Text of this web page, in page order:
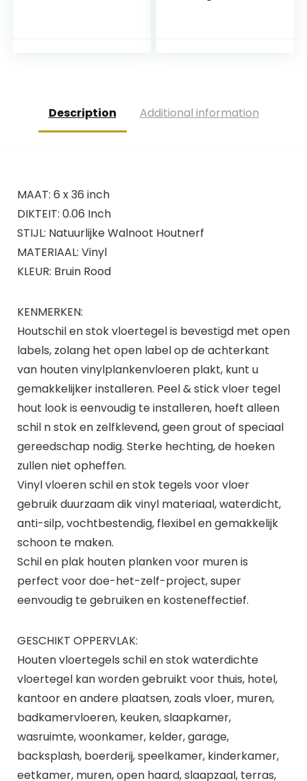
Description Additional information
MAAT: 6 x 36 inch
DIKTEIT: 0.06 Inch
STIJL: Natuurlijke Walnoot Houtnerf
MATERIAAL: Vinyl
KLEUR: Bruin Rood
KENMERKEN:
Houtschil en stok vloertegel is bevestigd met open
labels, zolang het open label op de achterkant
van houten vinylplankenvloeren plakt, kunt u
gemakkelijker installeren. Peel & stick vloer tegel
hout look is eenvoudig te installeren, hoeft alleen
schil n stok en zelfklevend, geen grout of speciaal
gereedschap nodig. Sterke hechting, de hoeken
zullen niet opheffen.
Vinyl vloeren schil en stok tegels voor vloer
gebruik duurzaam dik vinyl materiaal, waterdicht,
anti-silp, vochtbestendig, flexibel en gemakkelijk
schoon te maken.
Schil en plak houten planken voor muren is
perfect voor doe-het-zelf-project, super
eenvoudig te gebruiken en kosteneffectief.
GESCHIKT OPPERVLAK:
Houten vloertegels schil en stok waterdichte
vloertegel kan worden gebruikt voor thuis, hotel,
kantoor en andere plaatsen, zoals vloer, muren,
badkamervloeren, keuken, slaapkamer,
wasruimte, woonkamer, kelder, garage,
backsplash, boerderij, speelkamer, kinderkamer,
eetkamer, muren, open haard, slaapzaal, terras,